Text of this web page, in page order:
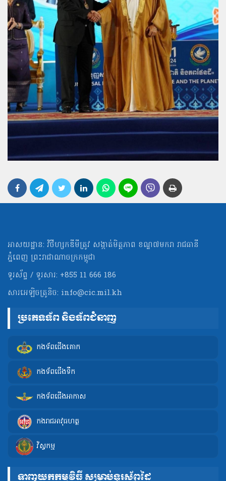
អាសយដ្ឋាន: វិថីហ្សកឌីមីត្រូវ សង្កាត់មិត្ដភាព ខណ្ឌ៧មករា រាជធានី
ភ្នំពេញ ព្រះរាជាណាចក្រកម្ពុជា
ទូរស័ព្ទ / ទូរសារ: +855 11 666 186
សារអេឡិចត្រូនិច: info@cic.mil.kh
ប្រភេទទ័ព និងទ័ពជំនាញ
កងទ័ពជើងគោក
កងទ័ពជើងទឹក
កងទ័ពជើងអាកាស
កងរាជអាវុធហត្ថ
វិស្វកម្ម
ទាញយកកម្មវិធី សម្រាប់ទូរស័ព្ទដៃ